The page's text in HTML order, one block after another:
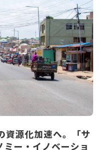
資源化加速へ。「サ
ー・イノベーショ